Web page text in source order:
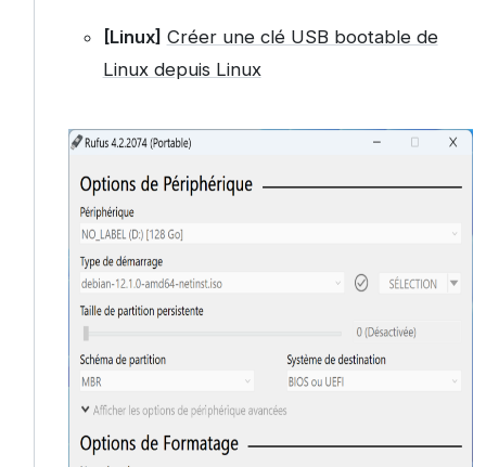
[Linux] Créer une clé USB bootable de
Linux depuis Linux